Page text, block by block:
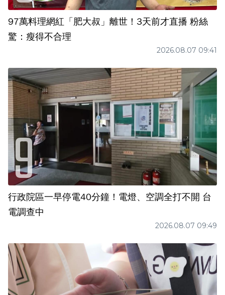
97萬料理網紅「肥大叔」離世！3天前才直播 粉絲
驚：瘦得不合理
2026.08.07 09:41
行政院區一早停電40分鐘！電燈、空調全打不開 台
電調查中
2026.08.07 09:49